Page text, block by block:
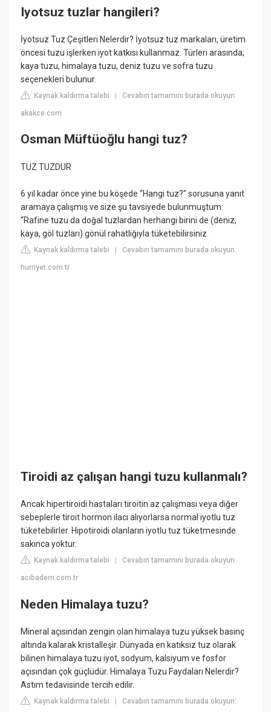
Iyotsuz tuzlar hangileri?
İyotsuz Tuz Çeşitleri Nelerdir? İyotsuz tuz markaları, üretim
öncesi tuzu işlerken iyot katkısı kullanmaz. Türleri arasında;
kaya tuzu, himalaya tuzu, deniz tuzu ve sofra tuzu
seçenekleri bulunur.
Kaynak kaldırma talebi |Cevabın tamamını burada okuyun:
akakce.com
Osman Müftüoğlu hangi tuz?
TUZ TUZDUR
6 yıl kadar önce yine bu köşede “Hangi tuz?” sorusuna yanıt
aramaya çalışmış ve size şu tavsiyede bulunmuştum:
“Rafine tuzu da doğal tuzlardan herhangi birini de (deniz,
kaya, göl tuzları) gönül rahatlığıyla tüketebilirsiniz.
Kaynak kaldırma talebi |Cevabın tamamını burada okuyun:
hurriyet.com.tr
Tiroidi az çalışan hangi tuzu kullanmalı?
Ancak hipertiroidi hastaları tiroitin az çalışması veya diğer
sebeplerle tiroit hormon ilacı alıyorlarsa normal iyotlu tuz
tüketebilirler. Hipotiroidi olanların iyotlu tuz tüketmesinde
sakınca yoktur.
Kaynak kaldırma talebi |Cevabın tamamını burada okuyun:
acibadem.com.tr
Neden Himalaya tuzu?
Mineral açısından zengin olan himalaya tuzu yüksek basınç
altında kalarak kristalleşir. Dünyada en katıksız tuz olarak
bilinen himalaya tuzu iyot, sodyum, kalsiyum ve fosfor
açısından çok güçlüdür. Himalaya Tuzu Faydaları Nelerdir?
Astım tedavisinde tercih edilir.
Kaynak kaldırma talebi |Cevabın tamamını burada okuyun: